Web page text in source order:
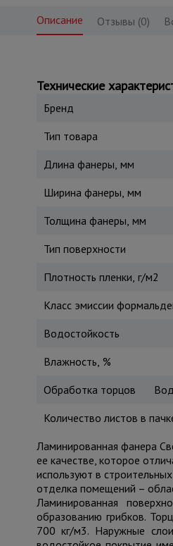
Описание Отзывы (0)
Технические
Бренд
Тип товара
Длина фанеры, мм
Ширина фанеры, мм
Толщина фанеры, мм
Тип поверхности
Плотность пленки, г/м2
Класс эмиссии
Водостойкость
Влажность, %
Обработка торцов
Количество листов в
Ламинированная фанера
ее качестве, которое
используют в
отделка помещений –
Ламинированная
образованию грибков.
700 кг/м3. Наружные